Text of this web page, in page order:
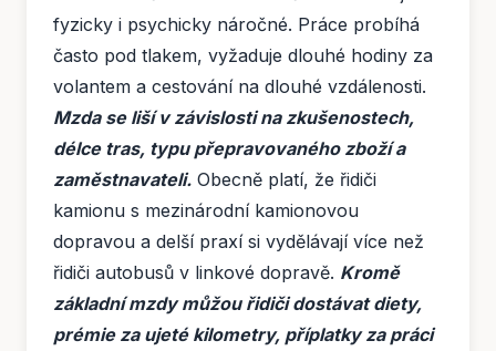
fyzicky i psychicky náročné. Práce probíhá
často pod tlakem, vyžaduje dlouhé hodiny za
volantem a cestování na dlouhé vzdálenosti.
Mzda se liší v závislosti na zkušenostech,
délce tras, typu přepravovaného zboží a
zaměstnavateli. Obecně platí, že řidiči
kamionu s mezinárodní kamionovou
dopravou a delší praxí si vydělávají více než
řidiči autobusů v linkové dopravě. Kromě
základní mzdy můžou řidiči dostávat diety,
prémie za ujeté kilometry, příplatky za práci